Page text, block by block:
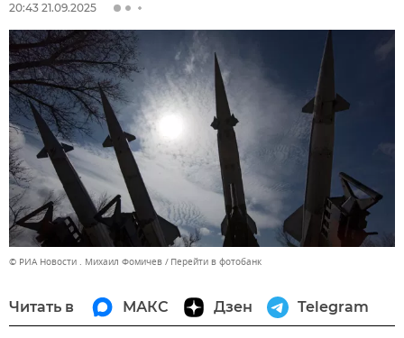
20:43 21.09.2025
© РИА Новости . Михаил Фомичев Перейти в фотобанк
Читать в МАКС Дзен Telegram